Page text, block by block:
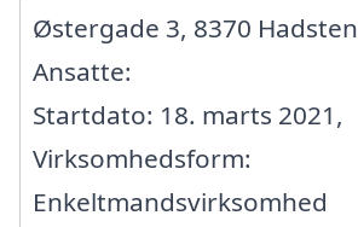
Østergade 3, 8370 Hadsten
Ansatte:
Startdato: 18. marts 2021,
Virksomhedsform:
Enkeltmandsvirksomhed